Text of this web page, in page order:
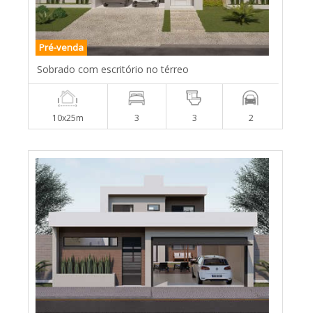
Pré-venda
Sobrado com escritório no térreo
10x25m 3 3 2